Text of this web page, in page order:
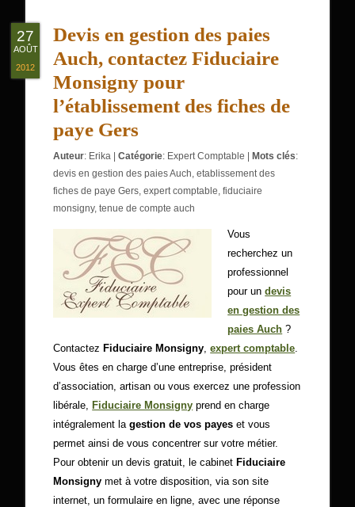
Devis en gestion des paies
Auch, contactez Fiduciaire
Monsigny pour
l’établissement des fiches de
paye Gers
Auteur: Erika |Catégorie: Expert Comptable Mots clés:
devis en gestion des paies Auch,etablissement des
fiches de paye Gers,expert comptable,fiduciaire
monsigny,tenue de compte auch
Vous
recherchez un
professionnel
pour undevis
en gestion des
paies Auch ?
Contactez Fiduciaire Monsigny,expert comptable.
Vous êtes en charge d’une entreprise, président
d’association, artisan ou vous exercez une profession
libérale, Fiduciaire Monsigny prend en charge
intégralement lagestion de vos payes et vous
permet ainsi de vous concentrer sur votre métier.
Pour obtenir un devis gratuit, le cabinet Fiduciaire
Monsigny met à votre disposition, via son site
internet, un formulaire en ligne, avec une réponse
27
AOÛT
2012